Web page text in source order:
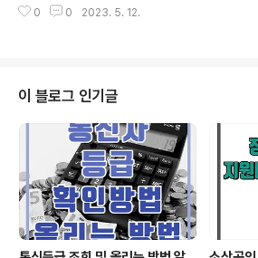
햇살론15 대출조건 소득 및 신용점수 조건 나이, 근로 및
니, 생계가 어려우신 분이라면 미소금융 대출 먼저 알아
긴급생계자금 미소금융 대출을 신청하시기 위해서는 공
적으로 다음 중 하나의 조건에 해당되면 됩니다. 개인신
평점이 하위20% 이하이거나, 기초생활수급자이거나,
상위계층이거나, 근로장려금 신청 대상자이면 됩니다.
미소금융 대출 자격 개인신용평점이 하위 20%에 해
는 사람 기초생활수급자 및 차상위계층 이하 근로장려
0 0 2023. 5. 12.
이 블로그 인기글